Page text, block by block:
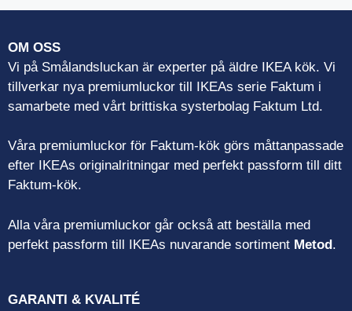
OM OSS
Vi på Smålandsluckan är experter på äldre IKEA kök. Vi
tillverkar nya premiumluckor till IKEAs serie Faktum i
samarbete med vårt brittiska systerbolag Faktum Ltd.
Våra premiumluckor för Faktum-kök görs måttanpassade
efter IKEAs originalritningar med perfekt passform till ditt
Faktum-kök.
Alla våra premiumluckor går också att beställa med
perfekt passform till IKEAs nuvarande sortiment Metod.
GARANTI & KVALITÉ